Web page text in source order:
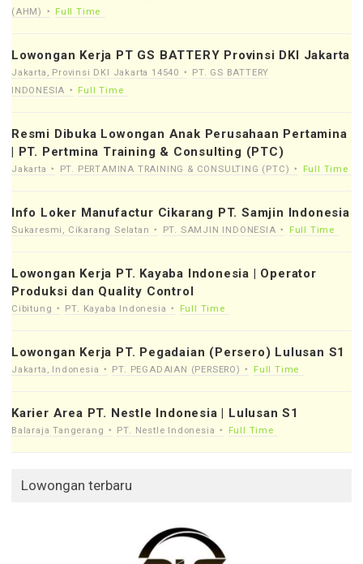
(AHM)
Full Time
Lowongan Kerja PT GS BATTERY Provinsi DKI Jakarta
Jakarta, Provinsi DKI Jakarta 14540
PT. GS BATTERY
INDONESIA
Full Time
Resmi Dibuka Lowongan Anak Perusahaan Pertamina
| PT. Pertmina Training & Consulting (PTC)
Jakarta PT. PERTAMINA TRAINING & CONSULTING (PTC) Full Time
Info Loker Manufactur Cikarang PT. Samjin Indonesia
Sukaresmi, Cikarang Selatan PT. SAMJIN INDONESIA Full Time
Lowongan Kerja PT. Kayaba Indonesia | Operator
Produksi dan Quality Control
Cibitung PT. Kayaba Indonesia Full Time
Lowongan Kerja PT. Pegadaian (Persero) Lulusan S1
Jakarta, Indonesia PT. PEGADAIAN (PERSERO) Full Time
Karier Area PT. Nestle Indonesia | Lulusan S1
Balaraja Tangerang PT. Nestle Indonesia Full Time
Lowongan terbaru